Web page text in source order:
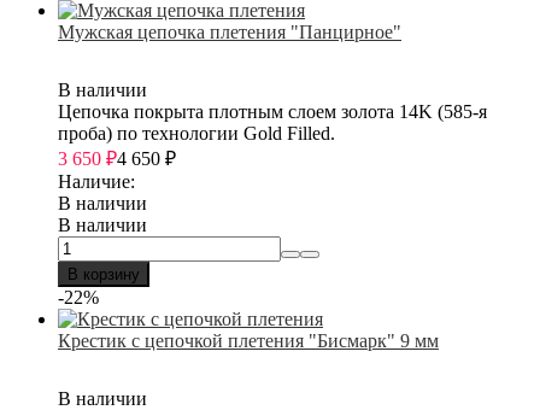
Мужская цепочка плетения "Панцирное"
В наличии
Цепочка покрыта плотным слоем золота 14K (585-я
проба) по технологии Gold Filled.
3 650 ₽4 650 ₽
Наличие:
В наличии
В наличии
В корзину
-22%
Крестик с цепочкой плетения "Бисмарк" 9 мм
В наличии